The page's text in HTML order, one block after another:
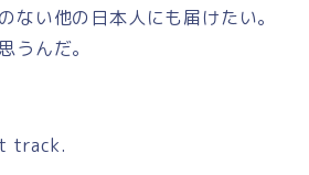
ない他の日本人にも届けたい。
うんだ。
track.